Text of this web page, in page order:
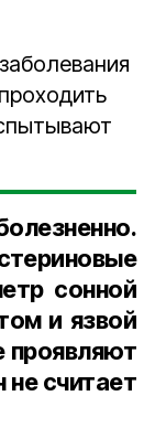
сонной
и язвой
проявляют
не считает